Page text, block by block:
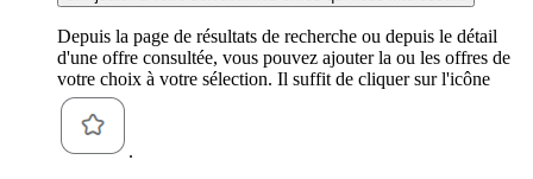
Depuis la page de résultats de recherche ou depuis le détail
d'une offre consultée, vous pouvez ajouter la ou les offres de
votre choix à votre sélection. Il suffit de cliquer sur l'icône
.